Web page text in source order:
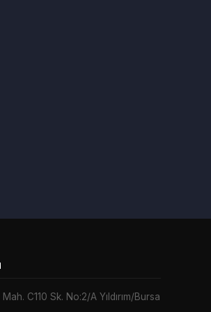
C110 Sk. No:2/A Yıldırım/Bursa